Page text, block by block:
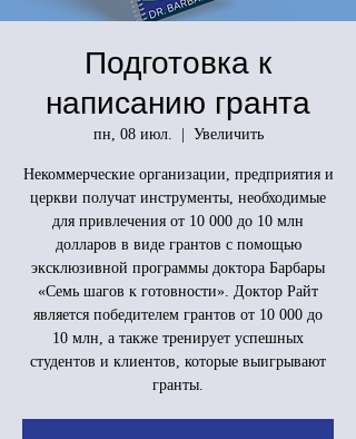
Подготовка к
написанию гранта
пн, 08 июл.
  |
Увеличить
Некоммерческие организации, предприятия и
церкви получат инструменты, необходимые
для привлечения от 10 000 до 10 млн
долларов в виде грантов с помощью
эксклюзивной программы доктора Барбары
«Семь шагов к готовности». Доктор Райт
является победителем грантов от 10 000 до
10 млн, а также тренирует успешных
студентов и клиентов, которые выигрывают
гранты.